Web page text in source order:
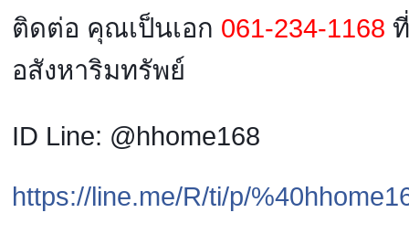
ติดต่อ คุณเป็นเอก 061-234-1168
อสังหาริมทรัพย์
ID Line: @hhome168
https://line.me/R/ti/p/